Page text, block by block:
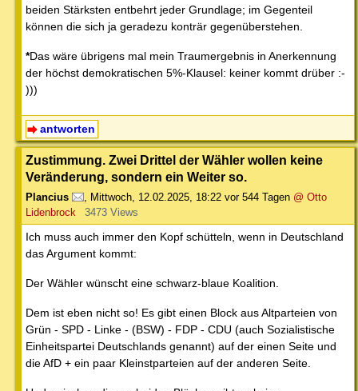
beiden Stärksten entbehrt jeder Grundlage; im Gegenteil
können die sich ja geradezu konträr gegenüberstehen.
*Das wäre übrigens mal mein Traumergebnis in Anerkennung
der höchst demokratischen 5%-Klausel: keiner kommt drüber :-
)))
antworten
Zustimmung. Zwei Drittel der Wähler wollen keine
Veränderung, sondern ein Weiter so.
Plancius , Mittwoch, 12.02.2025, 18:22 vor 544 Tagen @ Otto
Lidenbrock
3473 Views
Ich muss auch immer den Kopf schütteln, wenn in Deutschland
das Argument kommt:
Der Wähler wünscht eine schwarz-blaue Koalition.
Dem ist eben nicht so! Es gibt einen Block aus Altparteien von
Grün - SPD - Linke - (BSW) - FDP - CDU (auch Sozialistische
Einheitspartei Deutschlands genannt) auf der einen Seite und
die AfD + ein paar Kleinstparteien auf der anderen Seite.